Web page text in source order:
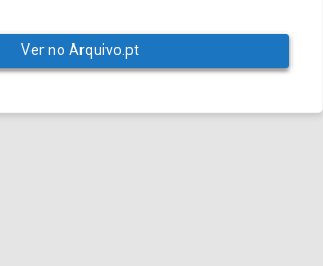
Ver no Arquivo.pt